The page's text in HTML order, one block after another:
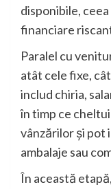
disponibile,
financiare
Paralel cu
atât cele fixe,
includ chiria,
în timp ce
vânzărilor și pot
ambalaje sau
În această